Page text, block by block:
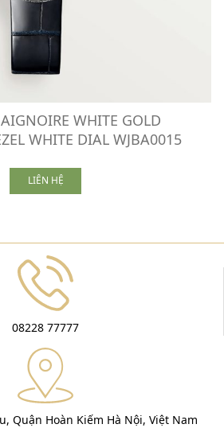
WHITE GOLD
WHITE DIAL WJBA0015
LIÊN HỆ
08228 77777
Quận Hoàn Kiếm Hà Nội, Việt Nam